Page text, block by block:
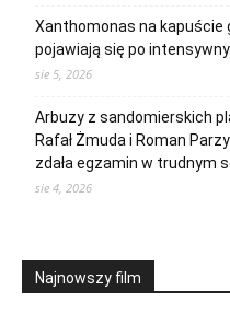
Xanthomonas na kapuście
pojawiają się po
sie 5, 2026
Arbuzy z sandomierskich
Rafał Żmuda i Roman
zdała egzamin w trudnym
sie 4, 2026
Najnowszy film